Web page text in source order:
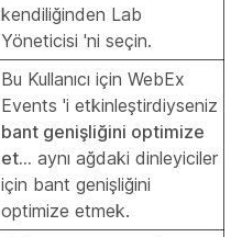
kendiliğinden Lab
Yöneticisi 'ni seçin.
Bu Kullanıcı için WebEx
Events 'i etkinleştirdiyseniz
bant genişliğini optimize
et... aynı ağdaki dinleyiciler
için bant genişliğini
optimize etmek.